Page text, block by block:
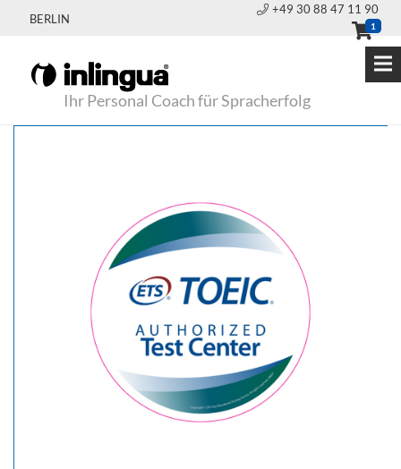
BERLIN
+49 30 88 47 11 90
1
Ihr Personal Coach für Spracherfolg